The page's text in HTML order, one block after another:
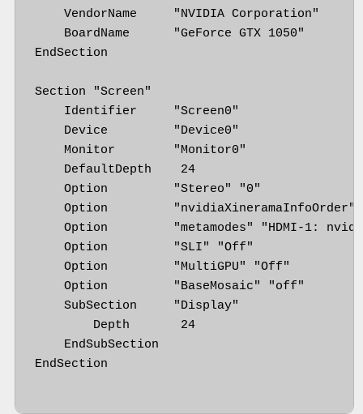
    VendorName     "NVIDIA Corporation"
    BoardName      "GeForce GTX 1050"
EndSection
Section "Screen"
    Identifier     "Screen0"
    Device         "Device0"
    Monitor        "Monitor0"
    DefaultDepth    24
    Option         "Stereo" "0"
Option         "nvidiaXineramaInfoOrder"
Option         "metamodes" "HDMI-1:
    Option         "SLI" "Off"
    Option         "MultiGPU" "Off"
    Option         "BaseMosaic" "off"
    SubSection     "Display"
        Depth       24
    EndSubSection
EndSection